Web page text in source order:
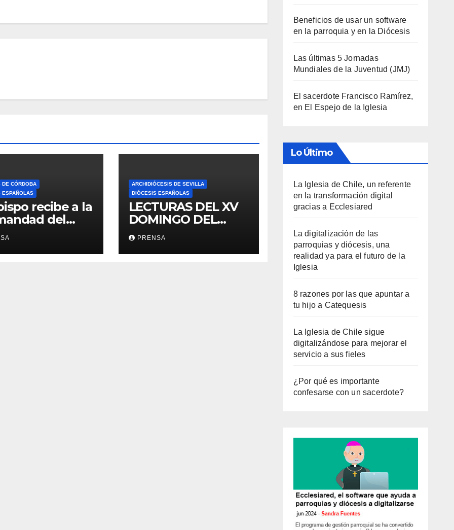
DE CÓRDOBA
ESPAÑOLAS
recibe a la
del
ARCHIDIÓCESIS DE SEVILLA
DIÓCESIS ESPAÑOLAS
LECTURAS DEL XV
DOMINGO DEL
TIEMPO
ORDINARIO (A)
PRENSA
Beneficios de usar un software
en la parroquia y en la Diócesis
Las últimas 5 Jornadas
Mundiales de la Juventud (JMJ)
El sacerdote Francisco Ramírez,
en El Espejo de la Iglesia
Lo Último
La Iglesia de Chile, un referente
en la transformación digital
gracias a Ecclesiared
La digitalización de las
parroquias y diócesis, una
realidad ya para el futuro de la
Iglesia
8 razones por las que apuntar a
tu hijo a Catequesis
La Iglesia de Chile sigue
digitalizándose para mejorar el
servicio a sus fieles
¿Por qué es importante
confesarse con un sacerdote?